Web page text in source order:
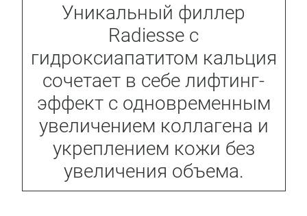
Уникальный филлер
Radiesse с
гидроксиапатитом кальция
сочетает в себе лифтинг-
эффект с одновременным
увеличением коллагена и
укреплением кожи без
увеличения объема.